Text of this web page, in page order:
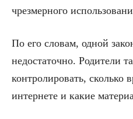
чрезмерного
По его словам, одной
недостаточно. Родители
контролировать, сколько
интернете и какие